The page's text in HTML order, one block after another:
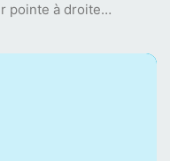
pointe à droite…